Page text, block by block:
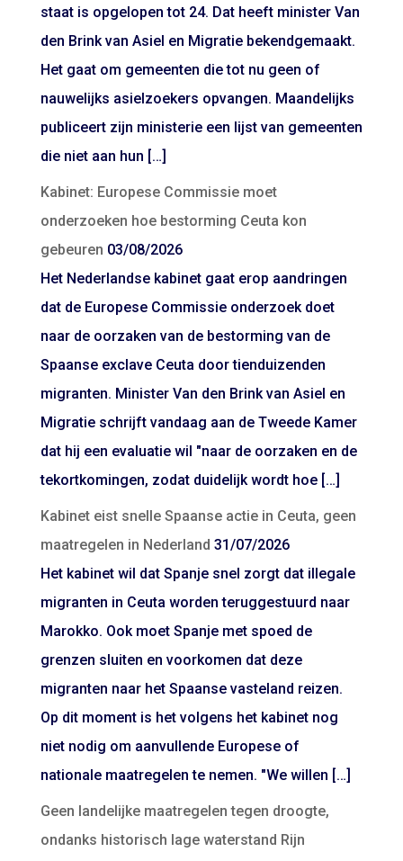
staat is opgelopen tot 24. Dat heeft minister Van
den Brink van Asiel en Migratie bekendgemaakt.
Het gaat om gemeenten die tot nu geen of
nauwelijks asielzoekers opvangen. Maandelijks
publiceert zijn ministerie een lijst van gemeenten
die niet aan hun […]
Kabinet: Europese Commissie moet
onderzoeken hoe bestorming Ceuta kon
gebeuren 03/08/2026
Het Nederlandse kabinet gaat erop aandringen
dat de Europese Commissie onderzoek doet
naar de oorzaken van de bestorming van de
Spaanse exclave Ceuta door tienduizenden
migranten. Minister Van den Brink van Asiel en
Migratie schrijft vandaag aan de Tweede Kamer
dat hij een evaluatie wil "naar de oorzaken en de
tekortkomingen, zodat duidelijk wordt hoe […]
Kabinet eist snelle Spaanse actie in Ceuta, geen
maatregelen in Nederland 31/07/2026
Het kabinet wil dat Spanje snel zorgt dat illegale
migranten in Ceuta worden teruggestuurd naar
Marokko. Ook moet Spanje met spoed de
grenzen sluiten en voorkomen dat deze
migranten naar het Spaanse vasteland reizen.
Op dit moment is het volgens het kabinet nog
niet nodig om aanvullende Europese of
nationale maatregelen te nemen. "We willen […]
Geen landelijke maatregelen tegen droogte,
ondanks historisch lage waterstand Rijn